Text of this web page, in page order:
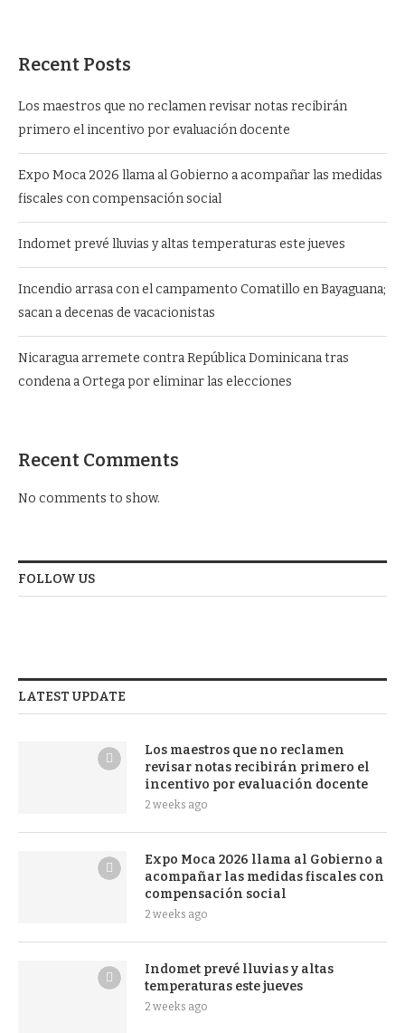
Recent Posts
Los maestros que no reclamen revisar notas recibirán
primero el incentivo por evaluación docente
Expo Moca 2026 llama al Gobierno a acompañar las medidas
fiscales con compensación social
Indomet prevé lluvias y altas temperaturas este jueves
Incendio arrasa con el campamento Comatillo en Bayaguana;
sacan a decenas de vacacionistas
Nicaragua arremete contra República Dominicana tras
condena a Ortega por eliminar las elecciones
Recent Comments
No comments to show.
FOLLOW US
LATEST UPDATE
Los maestros que no reclamen
revisar notas recibirán primero el
incentivo por evaluación docente
2 weeks ago
Expo Moca 2026 llama al Gobierno a
acompañar las medidas fiscales con
compensación social
2 weeks ago
Indomet prevé lluvias y altas
temperaturas este jueves
2 weeks ago